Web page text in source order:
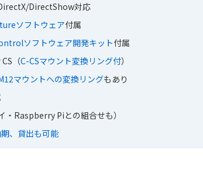
DirectShow対応
ソフトウェア付属
ソフトウェア開発キット付属
（C-CSマウント変換リング付）
マウントへの変換リングもあり
・Raspberry Piとの組合せも）
、貸出も可能